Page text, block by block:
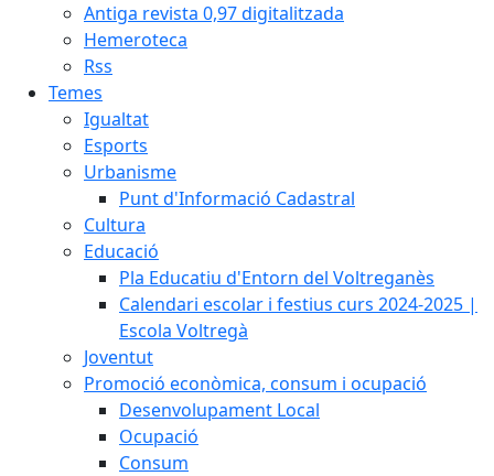
Antiga revista 0,97 digitalitzada
Hemeroteca
Rss
Temes
Igualtat
Esports
Urbanisme
Punt d'Informació Cadastral
Cultura
Educació
Pla Educatiu d'Entorn del Voltreganès
Calendari escolar i festius curs 2024-2025 |
Escola Voltregà
Joventut
Promoció econòmica, consum i ocupació
Desenvolupament Local
Ocupació
Consum